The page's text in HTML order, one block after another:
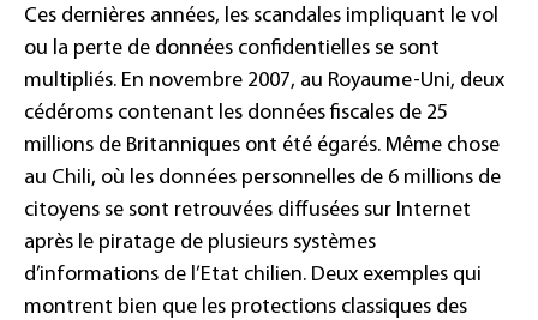
Ces dernières années, les scandales impliquant le vol
ou la perte de données confidentielles se sont
multipliés. En novembre 2007, au Royaume-Uni, deux
cédéroms contenant les données fiscales de 25
millions de Britanniques ont été égarés. Même chose
au Chili, où les données personnelles de 6 millions de
citoyens se sont retrouvées diffusées sur Internet
après le piratage de plusieurs systèmes
d’informations de l’Etat chilien. Deux exemples qui
montrent bien que les protections classiques des